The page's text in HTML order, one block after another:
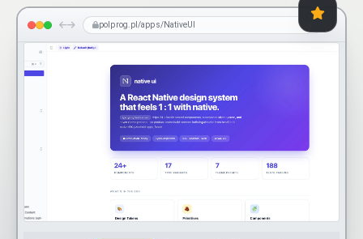
polprog.pl/apps/NativeUI